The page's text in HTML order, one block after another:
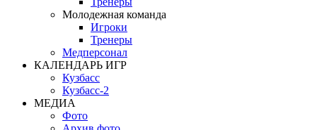
Молодежная команда
Игроки
Тренеры
Медперсонал
КАЛЕНДАРЬ ИГР
Кузбасс
Кузбасс-2
МЕДИА
Фото